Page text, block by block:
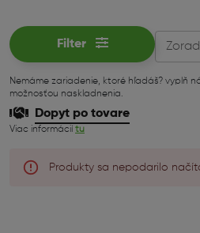
Filter
Nemáme zariadenie, ktoré hľadáš? vyplň
možnosťou naskladnenia.
Dopyt po tovare
Viac informácií tu
Produkty sa nepodarilo